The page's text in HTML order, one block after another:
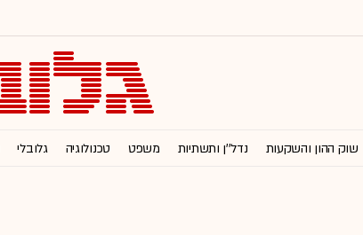
שוק ההון והשקעות נדל''ן ותשתיות משפט טכנולוגיה גלובלי